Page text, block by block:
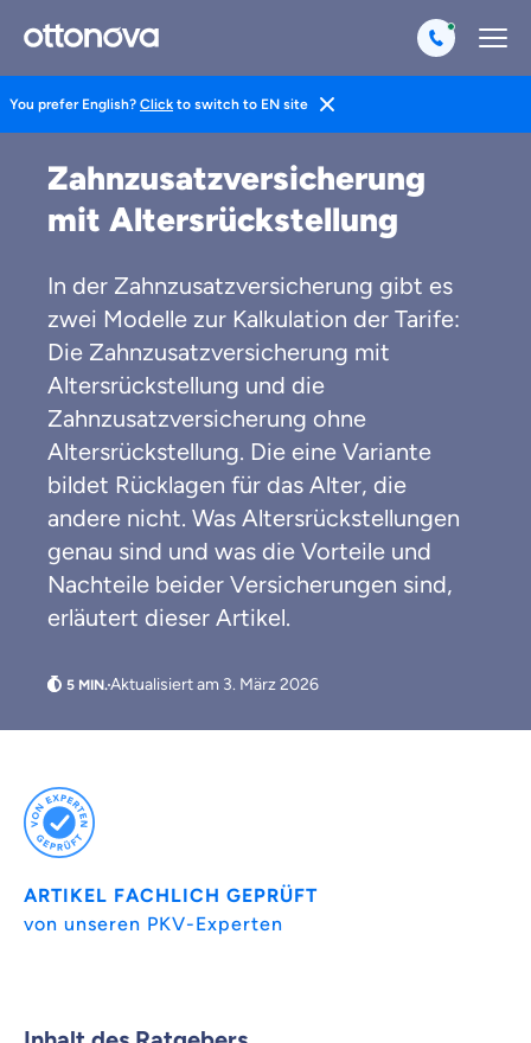
You prefer English? Click to switch to EN site
Zahnzusatzversicherung
mit Altersrückstellung
In der Zahnzusatzversicherung gibt es
zwei Modelle zur Kalkulation der Tarife:
Die Zahnzusatzversicherung mit
Altersrückstellung und die
Zahnzusatzversicherung ohne
Altersrückstellung. Die eine Variante
bildet Rücklagen für das Alter, die
andere nicht. Was Altersrückstellungen
genau sind und was die Vorteile und
Nachteile beider Versicherungen sind,
erläutert dieser Artikel.
Aktualisiert am 3. März 2026
ARTIKEL FACHLICH GEPRÜFT
von unseren PKV-Experten
Weil es uns wichtig ist, dass
du dich gut beraten fühlst.